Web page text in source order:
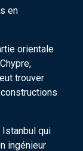
en
orientale
trouver
qui
ingénieur